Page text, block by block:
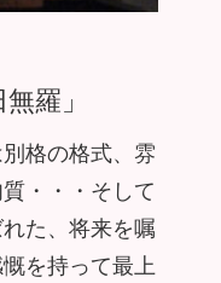
羅」
格の格式、雰
・・・そして
た、将来を嘱
を持って最上